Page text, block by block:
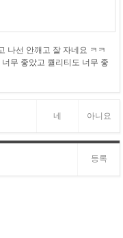
나선 안깨고 잘 자네요 ㅋㅋ
무 좋았고 퀄리티도 너무 좋
네 아니요
등록